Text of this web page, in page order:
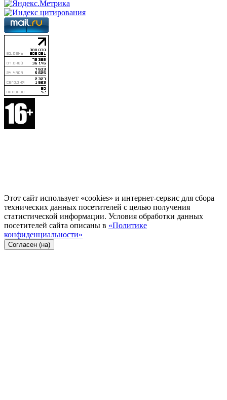
Этот сайт использует «cookies» и интернет-сервис для сбора
технических данных посетителей с целью получения
статистической информации. Условия обработки данных
посетителей сайта описаны в «Политике
конфиденциальности»
Согласен (на)